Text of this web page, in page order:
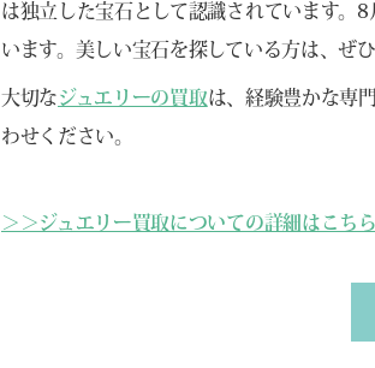
は独立した宝石として認識されています。
います。美しい宝石を探している方は、ぜ
大切なジュエリーの買取は、経験豊かな専
わせください。
＞＞ジュエリー買取についての詳細はこち